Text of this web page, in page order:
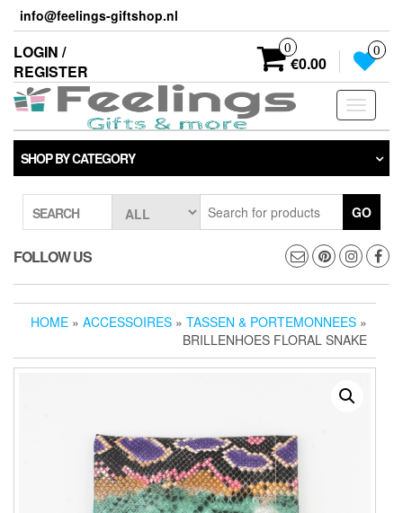
Skip
the
content
info@feelings-giftshop.nl
LOGIN /
REGISTER
0
€0.00
0
Toggle
SHOP BY CATEGORY
SEARCH GO
FOLLOW US
HOME » ACCESSOIRES » TASSEN & PORTEMONNEES »
BRILLENHOES FLORAL SNAKE